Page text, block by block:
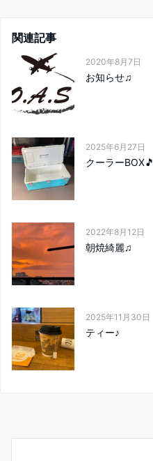
関連記事
2020年8月7日
お知らせ♫
2025年6月27日
クーラーBOX🎵
2022年8月12日
朝焼綺麗♫
2025年11月30日
ティー♪